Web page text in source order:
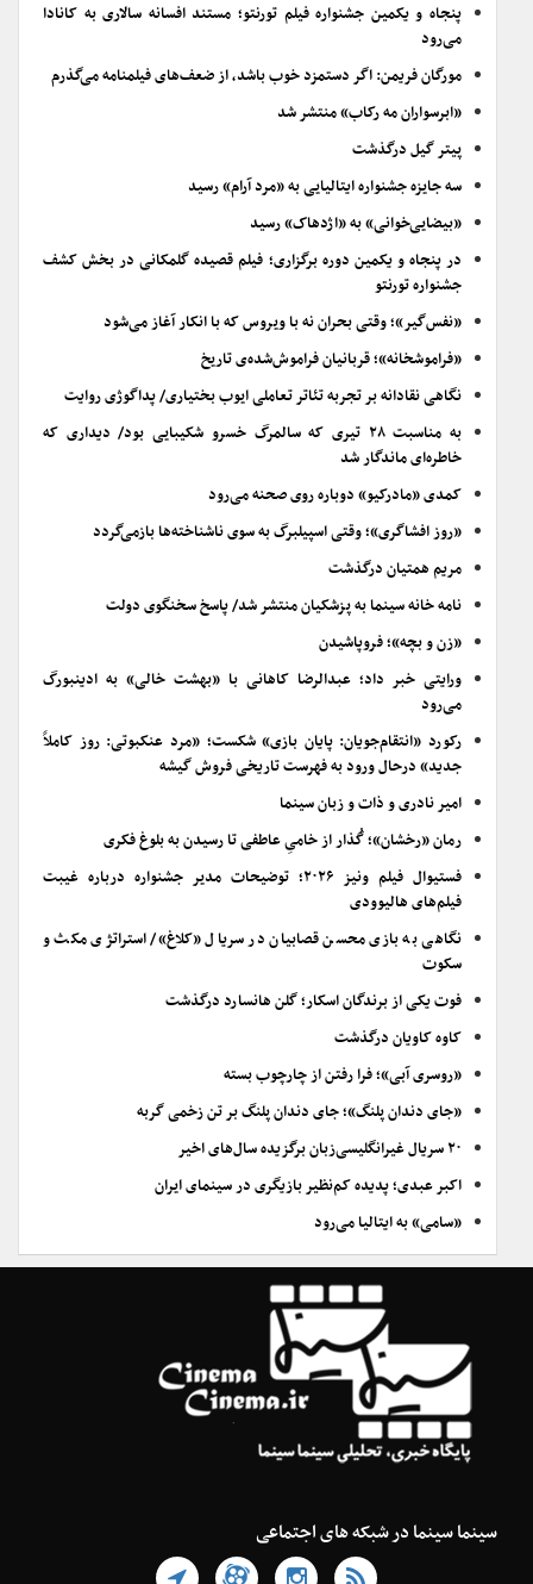
پنجاه و یکمین جشنواره فیلم تورنتو؛ مستند افسانه سالاری به کانادا
می‌رود
مورگان فریمن: اگر دستمزد خوب باشد، از ضعف‌های فیلمنامه می‌گذرم
«ابرسواران مه رکاب» منتشر شد
پیتر گیل درگذشت
سه جایزه جشنواره ایتالیایی به «مرد آرام» رسید
«بیضایی‌خوانی» به «اژدهاک» رسید
در پنجاه و یکمین دوره برگزاری؛ فیلم قصیده گلمکانی در بخش کشف
جشنواره تورنتو
«نفس‌گیر»؛ وقتی بحران نه با ویروس که با انکار آغاز می‌شود
«فراموشخانه»؛ قربانیان فراموش‌شده‌ی تاریخ
نگاهی نقادانه بر تجربه تئاتر تعاملی ایوب بختیاری/ پداگوژی روایت
به مناسبت ۲۸ تیری که سالمرگ خسرو شکیبایی بود/ دیداری که
خاطره‌ای ماندگار شد
کمدی «مادرکیو» دوباره روی صحنه می‌رود
«روز افشاگری»؛ وقتی اسپیلبرگ به سوی ناشناخته‌ها بازمی‌گردد
مریم همتیان درگذشت
نامه خانه سینما به پزشکیان منتشر شد/ پاسخ سخنگوی دولت
«زن و بچه»؛ فروپاشیدن
ورایتی خبر داد؛ عبدالرضا کاهانی با «بهشت خالی» به ادینبورگ
می‌رود
رکورد «انتقام‌جویان: پایان بازی» شکست؛ «مرد عنکبوتی: روز کاملاً
جدید» درحال ورود به فهرست تاریخی فروش گیشه
امیر نادری و ذات و زبان سینما
رمان «رخشان»؛ گُذار از خامیِ عاطفی تا رسیدن به بلوغ فکری
فستیوال فیلم ونیز ۲۰۲۶؛ توضیحات مدیر جشنواره درباره غیبت
فیلم‌های هالیوودی
نگاهی به بازی محسن قصابیان در سریال «کلاغ»/ استراتژی مکث و
سکوت
فوت یکی از برندگان اسکار؛ گلن هانسارد درگذشت
کاوه کاویان درگذشت
«روسری آبی»؛ فرا رفتن از چارچوب بسته
«جای دندان پلنگ»؛ جای دندان پلنگ بر تن زخمی گربه
۲۰ سریال غیرانگلیسی‌زبان برگزیده سال‌های اخیر
اکبر عبدی؛ پدیده کم‌نظیر بازیگری در سینمای ایران
«سامی» به ایتالیا می‌رود
سینما سینما در شبکه های اجتماعی